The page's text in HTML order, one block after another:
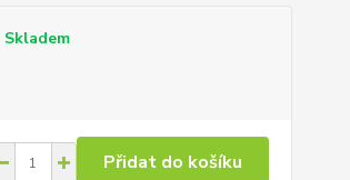
Skladem
Přidat do košíku